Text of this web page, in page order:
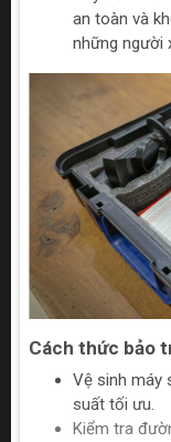
an toàn và
những người
Cách thức bảo
Vệ sinh máy
suất tối ưu.
Kiểm tra